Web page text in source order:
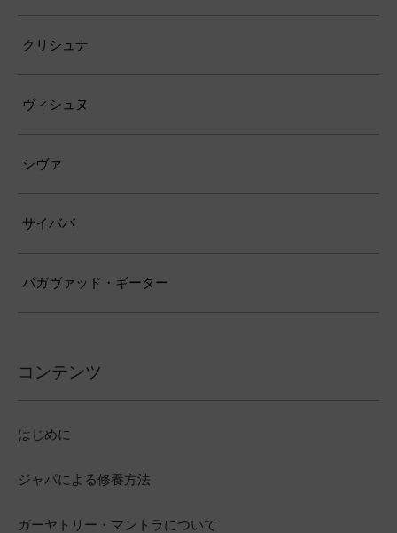
クリシュナ
ヴィシュヌ
シヴァ
サイババ
バガヴァッド・ギーター
コンテンツ
はじめに
ジャパによる修養方法
ガーヤトリー・マントラについて